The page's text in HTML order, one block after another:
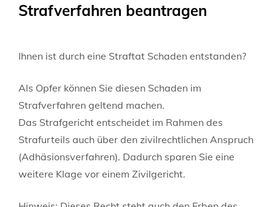
Strafverfahren beantragen
Ihnen ist durch eine Straftat Schaden entstanden?
Als Opfer können Sie diesen Schaden im
Strafverfahren geltend machen.
Das Strafgericht entscheidet im Rahmen des
Strafurteils auch über den zivilrechtlichen Anspruch
(Adhäsionsverfahren). Dadurch sparen Sie eine
weitere Klage vor einem Zivilgericht.